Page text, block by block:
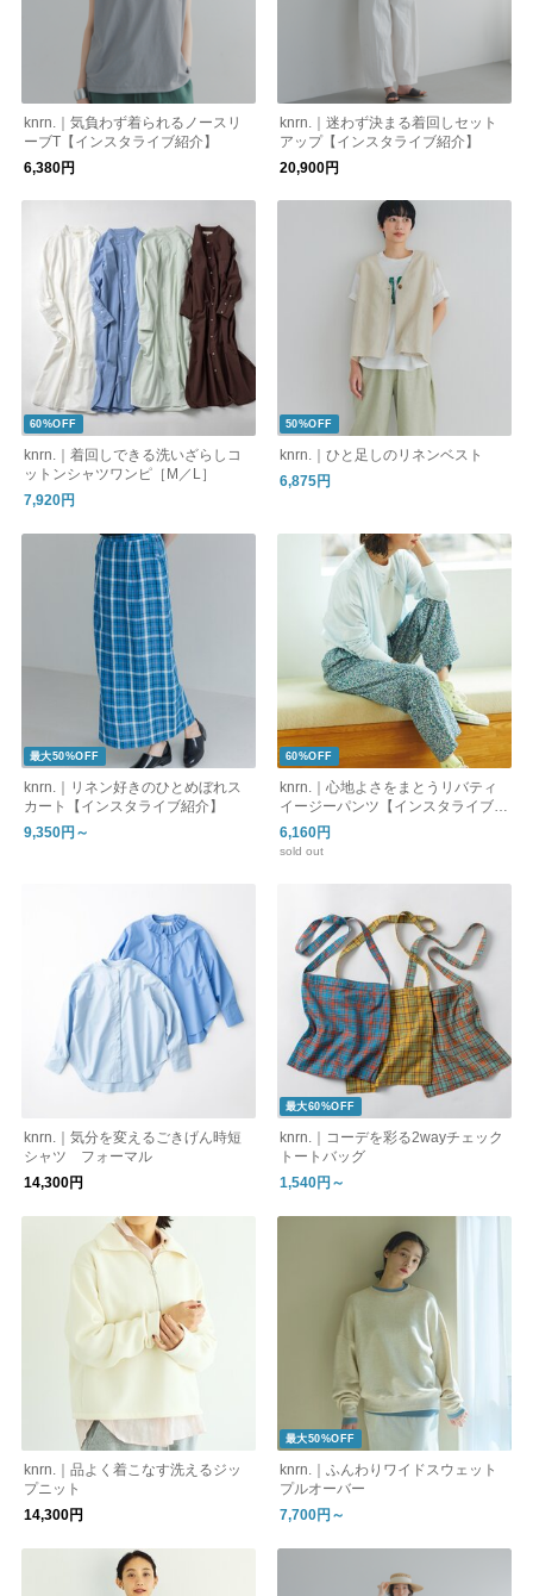
knrn.｜気負わず着られるノースリ
ーブT【インスタライブ紹介】
6,380円
knrn.｜迷わず決まる着回しセット
アップ【インスタライブ紹介】
20,900円
60%OFF
knrn.｜着回しできる洗いざらしコ
ットンシャツワンピ［M／L］
7,920円
50%OFF
knrn.｜ひと足しのリネンベスト
6,875円
最大50%OFF
knrn.｜リネン好きのひとめぼれス
カート【インスタライブ紹介】
9,350円～
60%OFF
knrn.｜心地よさをまとうリバティ
イージーパンツ【インスタライブ紹
介】
6,160円
sold out
knrn.｜気分を変えるごきげん時短
シャツ フォーマル
14,300円
最大60%OFF
knrn.｜コーデを彩る2wayチェック
トートバッグ
1,540円～
knrn.｜品よく着こなす洗えるジッ
プニット
14,300円
最大50%OFF
knrn.｜ふんわりワイドスウェット
プルオーバー
7,700円～